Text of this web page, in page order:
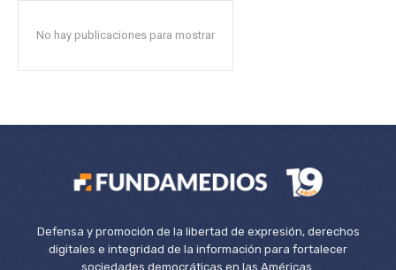
No hay publicaciones para mostrar
Defensa y promoción de la libertad de expresión, derechos
digitales e integridad de la información para fortalecer
sociedades democráticas en las Américas.